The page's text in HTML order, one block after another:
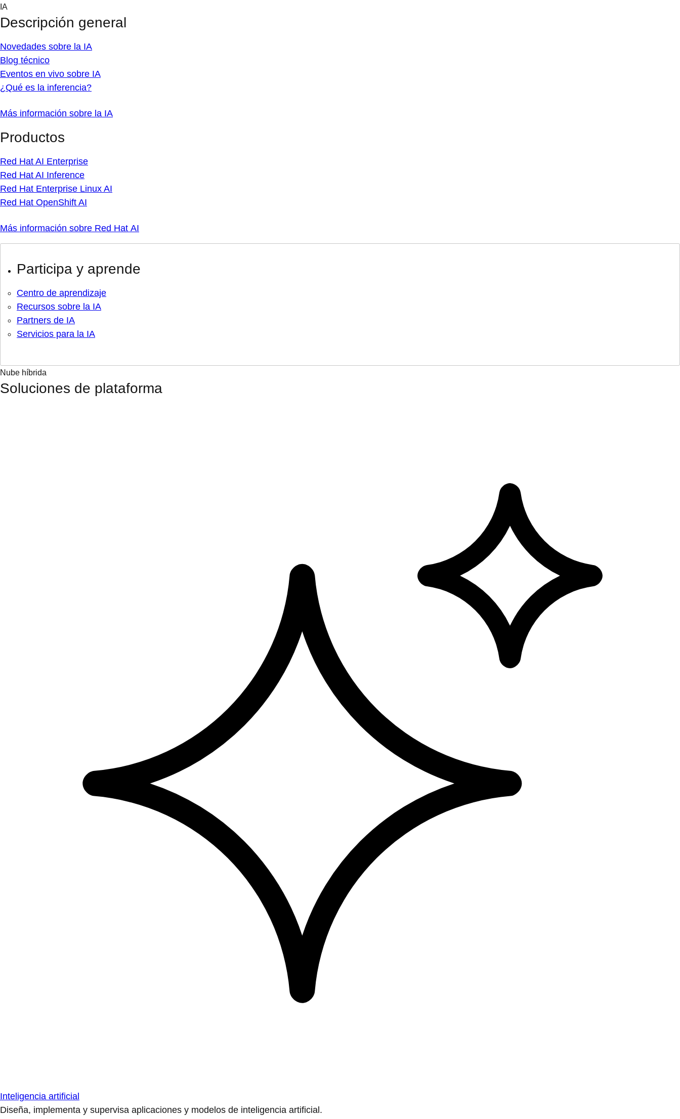
Skip
content
IA
Descripción general
Novedades sobre la IA
Blog técnico
Eventos en vivo sobre IA
¿Qué es la inferencia?
Más información sobre la IA
Productos
Red Hat AI Enterprise
Red Hat AI Inference
Red Hat Enterprise Linux AI
Red Hat OpenShift AI
Más información sobre Red Hat AI
Participa y aprende
Centro de aprendizaje
Recursos sobre la IA
Partners de IA
Servicios para la IA
Nube híbrida
Soluciones de plataforma
Inteligencia artificial
Diseña, implementa y supervisa aplicaciones y modelos de inteligencia artificial.